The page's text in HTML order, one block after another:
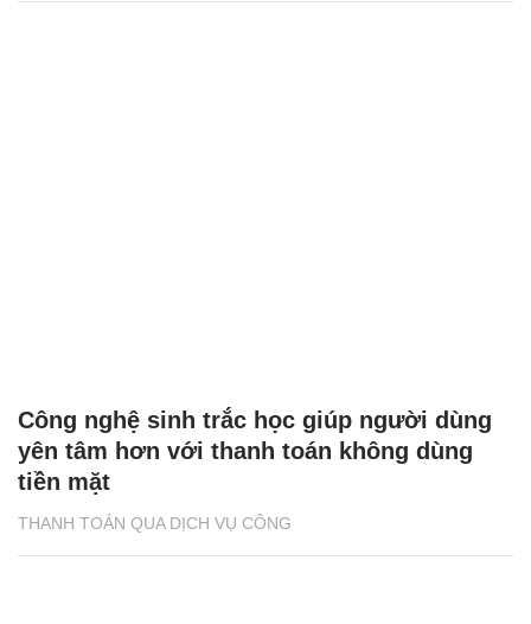
THANH TOÁN QUA DỊCH VỤ CÔNG
Công nghệ sinh trắc học giúp người dùng
yên tâm hơn với thanh toán không dùng
tiền mặt